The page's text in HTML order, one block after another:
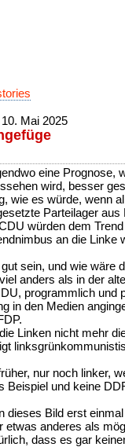
Mai 2025
eine Prognose,
wird, besser
wie es würde, wenn
Parteilager
würden dem
an die Linke
sein, und wie wäre
anders als in der
programmlich und
in den Medien
Linken nicht mehr
nur noch linker,
Beispiel und keine
dieses Bild erst
etwas anderes als
dass es gar